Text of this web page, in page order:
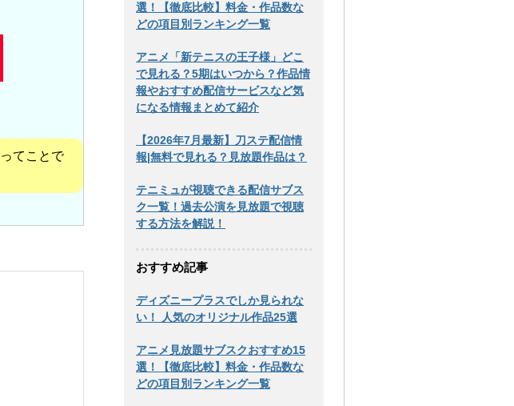
ってことで
選！【徹底比較】料金・作品数な
どの項目別ランキング一覧
アニメ「新テニスの王子様」どこ
で見れる？5期はいつから？作品情
報やおすすめ配信サービスなど気
になる情報まとめて紹介
【2026年7月最新】刀ステ配信情
報|無料で見れる？見放題作品は？
テニミュが視聴できる配信サブス
ク一覧！過去公演を見放題で視聴
する方法を解説！
おすすめ記事
ディズニープラスでしか見られな
い！ 人気のオリジナル作品25選
アニメ見放題サブスクおすすめ15
選！【徹底比較】料金・作品数な
どの項目別ランキング一覧